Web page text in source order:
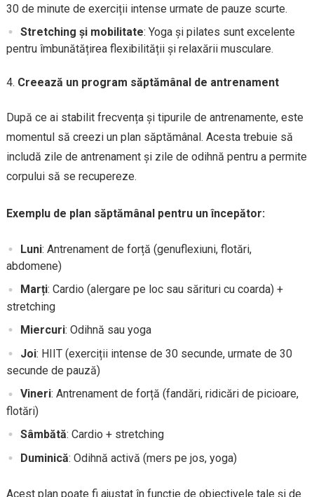
30 de minute de exerciții intense urmate de pauze scurte.
Stretching și mobilitate: Yoga și pilates sunt excelente
pentru îmbunătățirea flexibilității și relaxării musculare.
Creează un program săptămânal de antrenament
După ce ai stabilit frecvența și tipurile de antrenamente, este
momentul să creezi un plan săptămânal. Acesta trebuie să
includă zile de antrenament și zile de odihnă pentru a permite
corpului să se recupereze.
Exemplu de plan săptămânal pentru un începător:
Luni: Antrenament de forță (genuflexiuni, flotări,
abdomene)
Marți: Cardio (alergare pe loc sau sărituri cu coarda) +
stretching
Miercuri: Odihnă sau yoga
Joi: HIIT (exerciții intense de 30 secunde, urmate de 30
secunde de pauză)
Vineri: Antrenament de forță (fandări, ridicări de picioare,
flotări)
Sâmbătă: Cardio + stretching
Duminică: Odihnă activă (mers pe jos, yoga)
Acest plan poate fi ajustat în funcție de obiectivele tale și de